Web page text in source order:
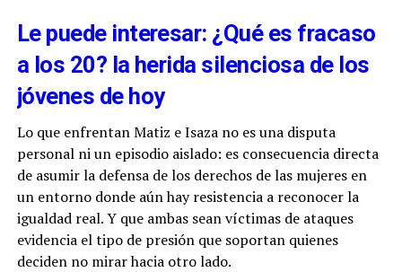
Le puede interesar: ¿Qué es fracaso
a los 20? la herida silenciosa de los
jóvenes de hoy
Lo que enfrentan Matiz e Isaza no es una disputa
personal ni un episodio aislado: es consecuencia directa
de asumir la defensa de los derechos de las mujeres en
un entorno donde aún hay resistencia a reconocer la
igualdad real. Y que ambas sean víctimas de ataques
evidencia el tipo de presión que soportan quienes
deciden no mirar hacia otro lado.